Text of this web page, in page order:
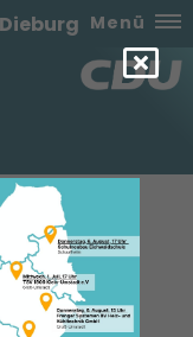
Menü
existiert in